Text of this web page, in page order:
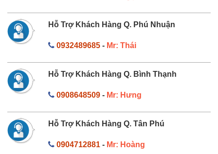
Hỗ Trợ Khách Hàng Q. Phú Nhuận
0932489685- Mr: Thái
Hỗ Trợ Khách Hàng Q. Bình Thạnh
0908648509- Mr: Hưng
Hỗ Trợ Khách Hàng Q. Tân Phú
0904712881- Mr: Hoàng